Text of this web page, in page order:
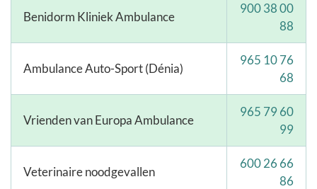
Benidorm Kliniek Ambulance
900 38 00
88
Ambulance Auto-Sport (Dénia)
965 10 76
68
Vrienden van Europa Ambulance
965 79 60
99
Veterinaire noodgevallen
600 26 66
86